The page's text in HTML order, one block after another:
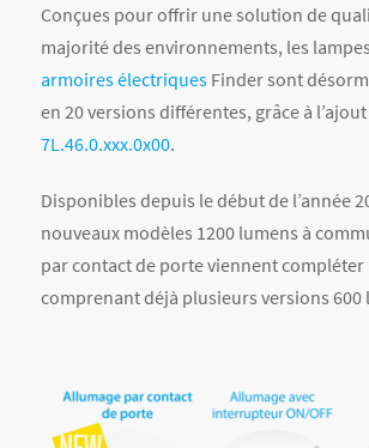
Conçues pour offrir une solution de
majorité des environnements, les
armoires électriques Finder sont
en 20 versions différentes, grâce à
7L.46.0.xxx.0x00.
Disponibles depuis le début de l’année
nouveaux modèles 1200 lumens à
par contact de porte viennent compléter
comprenant déjà plusieurs versions 600